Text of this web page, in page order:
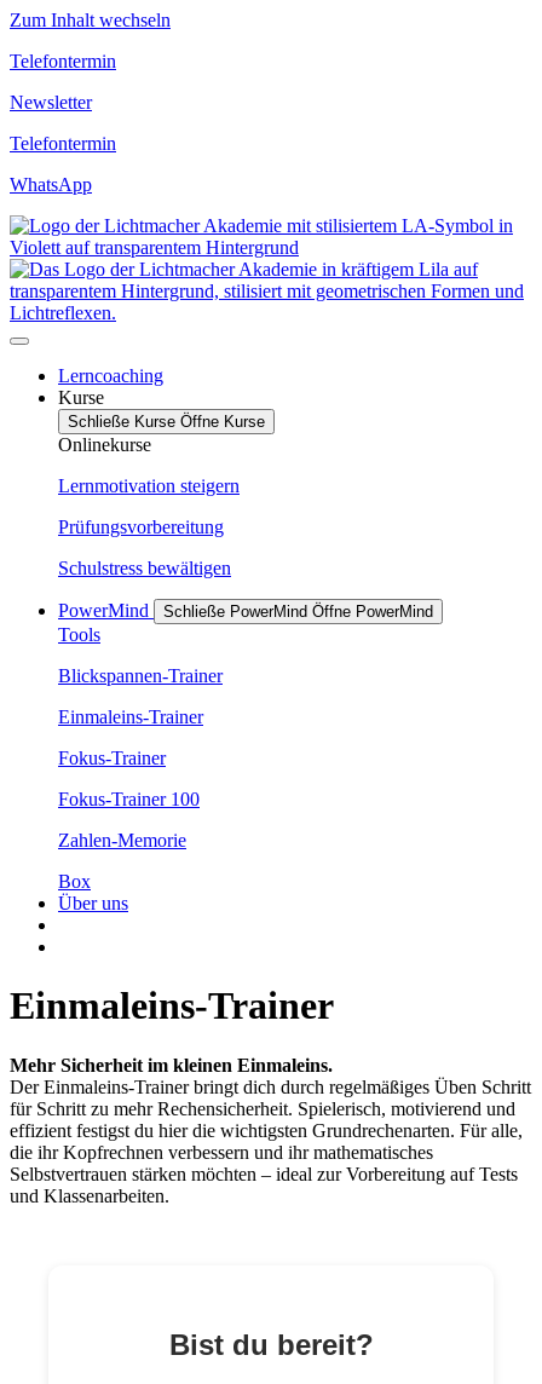
Zum Inhalt wechseln
Telefontermin
Newsletter
Telefontermin
WhatsApp
Lerncoaching
Kurse
Schließe Kurse Öffne Kurse
Onlinekurse
Lernmotivation steigern
Prüfungsvorbereitung
Schulstress bewältigen
PowerMind Schließe PowerMind Öffne PowerMind
Tools
Blickspannen-Trainer
Einmaleins-Trainer
Fokus-Trainer
Fokus-Trainer 100
Zahlen-Memorie
Box
Über uns
Einmaleins-Trainer
Mehr Sicherheit im kleinen Einmaleins.
Der Einmaleins-Trainer bringt dich durch regelmäßiges Üben Schritt
für Schritt zu mehr Rechensicherheit. Spielerisch, motivierend und
effizient festigst du hier die wichtigsten Grundrechenarten. Für alle,
die ihr Kopfrechnen verbessern und ihr mathematisches
Selbstvertrauen stärken möchten – ideal zur Vorbereitung auf Tests
und Klassenarbeiten.
Bist du bereit?